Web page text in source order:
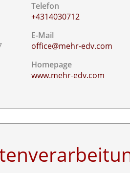
Telefon
+4314030712
E-Mail
office@mehr-edv.com
Homepage
www.mehr-edv.com